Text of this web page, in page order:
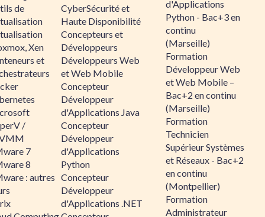
de
Xen
et
/
7
8
: autres
CyberSécurité et
Haute Disponibilité
Concepteurs et
Développeurs
Développeurs Web
et Web Mobile
Concepteur
Développeur
d'Applications Java
Concepteur
Développeur
d'Applications
Python
Concepteur
Développeur
d'Applications .NET
d'Applications
Python - Bac+3 en
continu
(Marseille)
Formation
Développeur Web
et Web Mobile –
Bac+2 en continu
(Marseille)
Formation
Technicien
Supérieur Systèmes
et Réseaux - Bac+2
en continu
(Montpellier)
Formation
Administrateur